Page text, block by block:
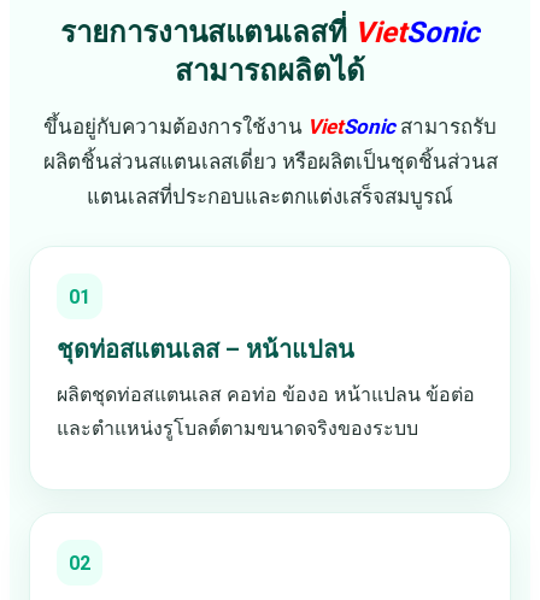
รายการงานสแตนเลสที่ VietSonic
สามารถผลิตได้
ขึ้นอยู่กับความต้องการใช้งาน VietSonicสามารถรับ
ผลิตชิ้นส่วนสแตนเลสเดี่ยว หรือผลิตเป็นชุดชิ้นส่วนส
แตนเลสที่ประกอบและตกแต่งเสร็จสมบูรณ์
01
ชุดท่อสแตนเลส – หน้าแปลน
ผลิตชุดท่อสแตนเลส คอท่อ ข้องอ หน้าแปลน ข้อต่อ
และตำแหน่งรูโบลต์ตามขนาดจริงของระบบ
02